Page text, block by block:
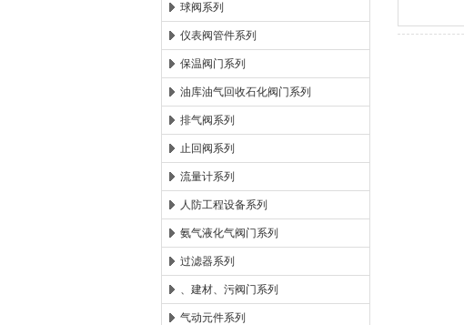
球阀系列
仪表阀管件系列
保温阀门系列
油库油气回收石化阀门系列
排气阀系列
止回阀系列
流量计系列
人防工程设备系列
氨气液化气阀门系列
过滤器系列
、建材、污阀门系列
气动元件系列